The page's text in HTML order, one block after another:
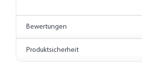
Bewertungen
Produktsicherheit